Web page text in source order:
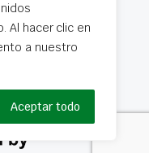
Al hacer clic en
a nuestro
Aceptar todo